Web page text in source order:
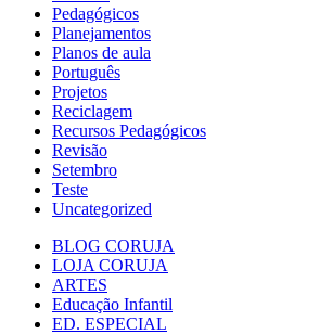
Pedagógicos
Planejamentos
Planos de aula
Português
Projetos
Reciclagem
Recursos Pedagógicos
Revisão
Setembro
Teste
Uncategorized
BLOG CORUJA
LOJA CORUJA
ARTES
Educação Infantil
ED. ESPECIAL